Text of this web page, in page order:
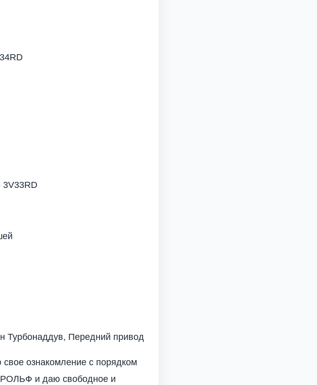
3V33RD
Турбонаддув, Передний привод
ознакомление с порядком
РОЛЬФ и даю свободное и